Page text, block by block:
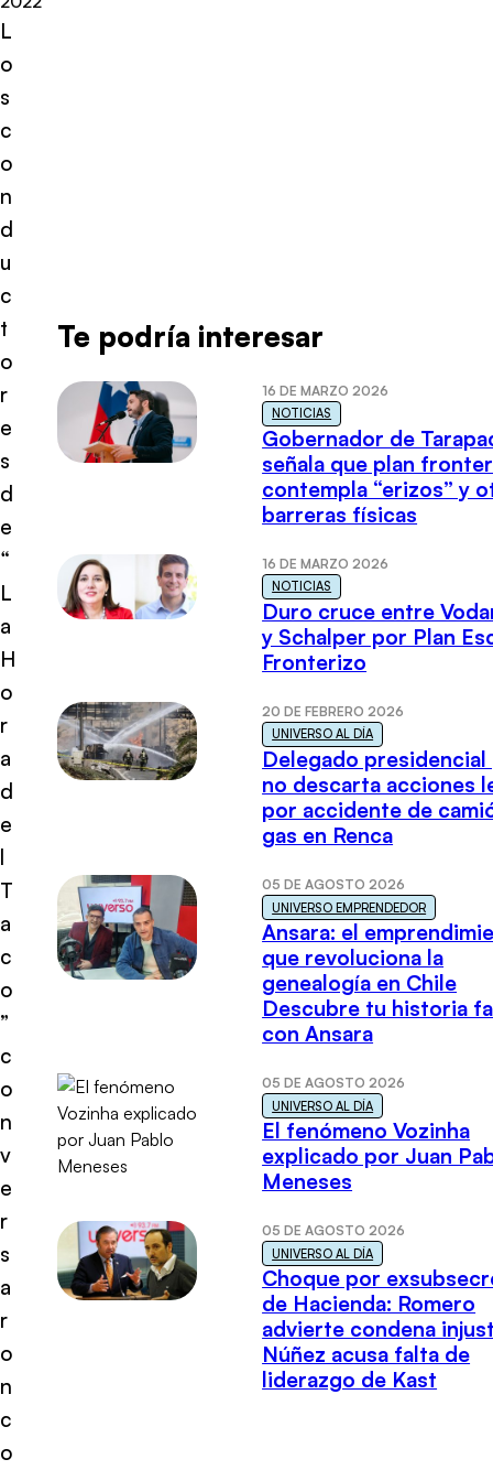
L
o
s
c
o
n
d
u
c
t
o
r
e
s
d
e
“
L
a
H
o
r
a
d
e
l
T
a
c
o
”
c
o
n
v
e
r
s
a
r
o
n
c
o
Te podría interesar
16 DE MARZO 2026
NOTICIAS
Gobernador de
señala que plan
contempla “erizos” y
barreras físicas
16 DE MARZO 2026
NOTICIAS
Duro cruce entre
y Schalper por Plan
Fronterizo
20 DE FEBRERO 2026
UNIVERSO AL DÍA
Delegado presidencial
no descarta acciones
por accidente de
gas en Renca
05 DE AGOSTO 2026
UNIVERSO EMPRENDEDOR
Ansara: el
que revoluciona la
genealogía en Chile
Descubre tu historia
con Ansara
05 DE AGOSTO 2026
UNIVERSO AL DÍA
El fenómeno Vozinha
explicado por Juan
Meneses
05 DE AGOSTO 2026
UNIVERSO AL DÍA
Choque por
de Hacienda: Romero
advierte condena
Núñez acusa falta de
liderazgo de Kast